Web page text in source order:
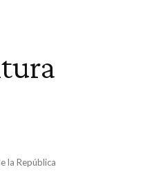
la República